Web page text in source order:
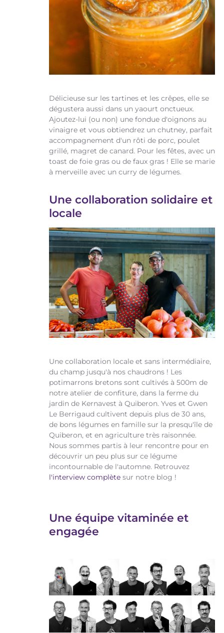
Délicieuse sur les tartines et les crêpes, elle se
dégustera aussi dans un yaourt onctueux.
Ajoutez-lui (ou non) une fondue d'oignons au
vinaigre et vous obtiendrez un chutney, parfait
accompagnement d'un rôti de porc, poulet
grillé, magret de canard. Pour les fêtes, avec un
toast de foie gras ou de faux gras ! Elle se marie
à merveille avec un curry de légumes.
Une collaboration solidaire et
locale
Une collaboration locale et sans intermédiaire,
du champ jusqu'à nos chaudrons ! Les
potimarrons bretons sont cultivés à 500m de
notre atelier de confiture, dans la ferme du
jardin de Kernavest à Quiberon. Yves et Gwen
Le Berrigaud cultivent depuis plus de 30 ans,
de bons légumes en famille sur la presqu'île de
Quiberon, et en agriculture très raisonnée.
Nous sommes partis à leur rencontre pour en
découvrir un peu plus sur ce légume
incontournable de l'automne. Retrouvez
l'interview complète sur notre blog !
Une équipe vitaminée et
engagée